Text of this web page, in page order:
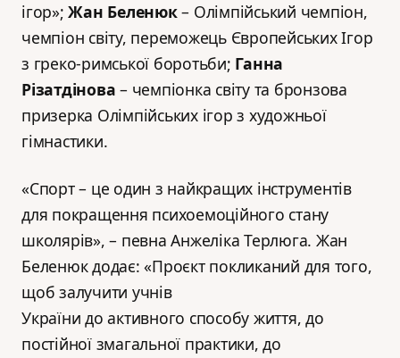
ігор»;Жан Беленюк– Олімпійський чемпіон,
чемпіон світу, переможець Європейських Ігор
з греко-римської боротьби; Ганна
Різатдінова – чемпіонка світу та бронзова
призерка Олімпійських ігор з художньої
гімнастики.
«Спорт – це один з найкращих інструментів
для покращення психоемоційного стану
школярів», – певна Анжеліка Терлюга. Жан
Беленюк додає: «Проєкт покликаний для того,
щоб залучити учнів
України до активного способу життя, до
постійної змагальної практики, до